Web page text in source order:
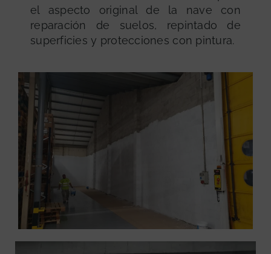
el aspecto original de la nave con
reparación de suelos, repintado de
superficies y protecciones con pintura.